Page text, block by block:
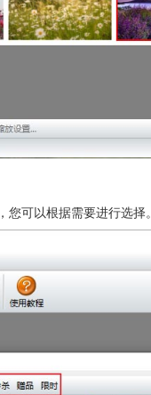
可以根据需要进行选择。